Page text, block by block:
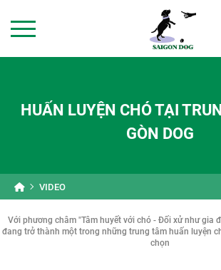
HUẤN LUYỆN CHÓ TẠI
GÒN DOG
VIDEO
Với phương châm "Tâm huyết với chó - Đối xử như gia
đang trở thành một trong những trung tâm huấn luyện
chọn